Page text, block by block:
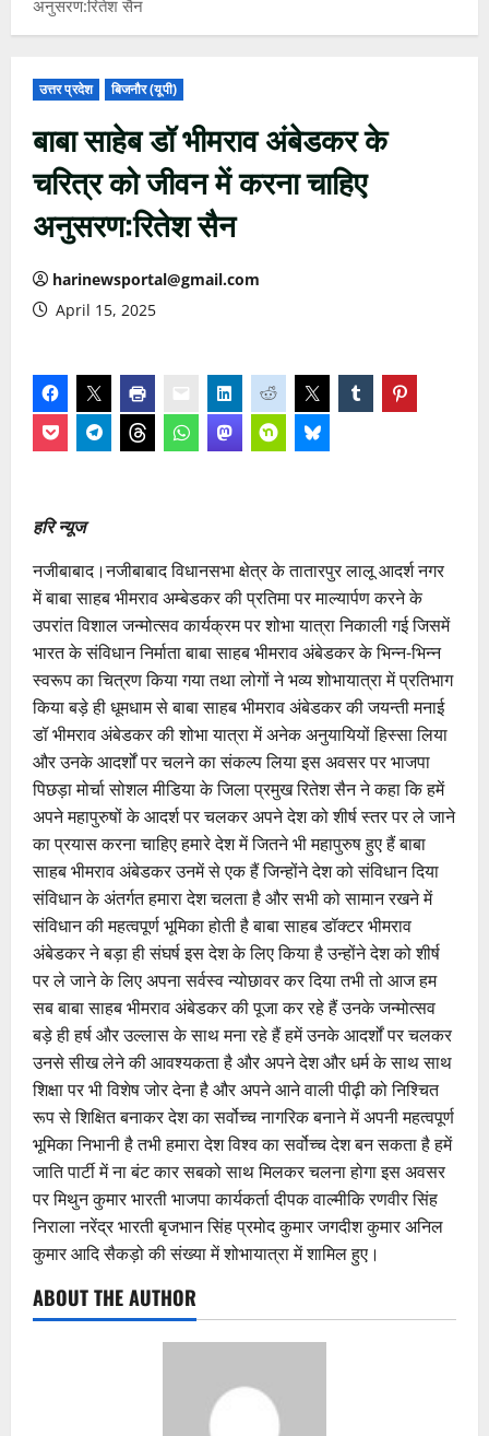
अनुसरण:रितेश सैन
उत्तर प्रदेश बिजनौर (यूपी)
बाबा साहेब डॉ भीमराव अंबेडकर के
चरित्र को जीवन में करना चाहिए
अनुसरण:रितेश सैन
harinewsportal@gmail.com
April 15, 2025
हरि न्यूज
नजीबाबाद।नजीबाबाद विधानसभा क्षेत्र के तातारपुर लालू आदर्श नगर
में बाबा साहब भीमराव अम्बेडकर की प्रतिमा पर माल्यार्पण करने के
उपरांत विशाल जन्मोत्सव कार्यक्रम पर शोभा यात्रा निकाली गई जिसमें
भारत के संविधान निर्माता बाबा साहब भीमराव अंबेडकर के भिन्न-भिन्न
स्वरूप का चित्रण किया गया तथा लोगों ने भव्य शोभायात्रा में प्रतिभाग
किया बड़े ही धूमधाम से बाबा साहब भीमराव अंबेडकर की जयन्ती मनाई
डॉ भीमराव अंबेडकर की शोभा यात्रा में अनेक अनुयायियों हिस्सा लिया
और उनके आदर्शों पर चलने का संकल्प लिया इस अवसर पर भाजपा
पिछड़ा मोर्चा सोशल मीडिया के जिला प्रमुख रितेश सैन ने कहा कि हमें
अपने महापुरुषों के आदर्श पर चलकर अपने देश को शीर्ष स्तर पर ले जाने
का प्रयास करना चाहिए हमारे देश में जितने भी महापुरुष हुए हैं बाबा
साहब भीमराव अंबेडकर उनमें से एक हैं जिन्होंने देश को संविधान दिया
संविधान के अंतर्गत हमारा देश चलता है और सभी को सामान रखने में
संविधान की महत्वपूर्ण भूमिका होती है बाबा साहब डॉक्टर भीमराव
अंबेडकर ने बड़ा ही संघर्ष इस देश के लिए किया है उन्होंने देश को शीर्ष
पर ले जाने के लिए अपना सर्वस्व न्योछावर कर दिया तभी तो आज हम
सब बाबा साहब भीमराव अंबेडकर की पूजा कर रहे हैं उनके जन्मोत्सव
बड़े ही हर्ष और उल्लास के साथ मना रहे हैं हमें उनके आदर्शों पर चलकर
उनसे सीख लेने की आवश्यकता है और अपने देश और धर्म के साथ साथ
शिक्षा पर भी विशेष जोर देना है और अपने आने वाली पीढ़ी को निश्चित
रूप से शिक्षित बनाकर देश का सर्वोच्च नागरिक बनाने में अपनी महत्वपूर्ण
भूमिका निभानी है तभी हमारा देश विश्व का सर्वोच्च देश बन सकता है हमें
जाति पार्टी में ना बंट कार सबको साथ मिलकर चलना होगा इस अवसर
पर मिथुन कुमार भारती भाजपा कार्यकर्ता दीपक वाल्मीकि रणवीर सिंह
निराला नरेंद्र भारती बृजभान सिंह प्रमोद कुमार जगदीश कुमार अनिल
कुमार आदि सैकड़ो की संख्या में शोभायात्रा में शामिल हुए।
ABOUT THE AUTHOR